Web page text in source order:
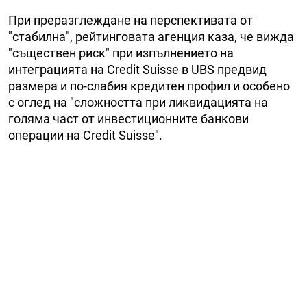
При преразглеждане на перспективата от
"стабилна", рейтинговата агенция каза, че вижда
"съществен риск" при изпълнението на
интеграцията на Credit Suisse в UBS предвид
размера и по-слабия кредитен профил и особено
с оглед на "сложността при ликвидацията на
голяма част от инвестиционните банкови
операции на Credit Suisse".